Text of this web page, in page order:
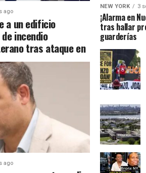
ago
a un edificio
incendio
tras ataque en
ago
NEW YORK 3
¡Alarma en
tras hallar
guarderías